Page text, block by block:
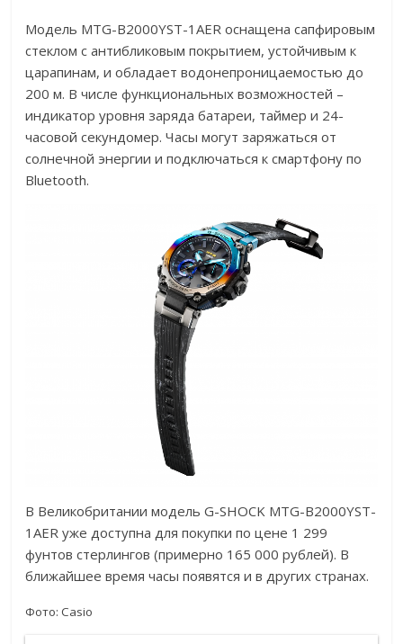
Модель MTG-B2000YST-1AER оснащена сапфировым
стеклом с антибликовым покрытием, устойчивым к
царапинам, и обладает водонепроницаемостью до
200 м. В числе функциональных возможностей –
индикатор уровня заряда батареи, таймер и 24-
часовой секундомер. Часы могут заряжаться от
солнечной энергии и подключаться к смартфону по
Bluetooth.
В Великобритании модель G-SHOCK MTG-B2000YST-
1AER уже доступна для покупки по цене 1 299
фунтов стерлингов (примерно 165 000 рублей). В
ближайшее время часы появятся и в других странах.
Фото: Casio